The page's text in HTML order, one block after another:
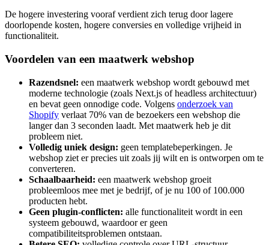
De hogere investering vooraf verdient zich terug door lagere
doorlopende kosten, hogere conversies en volledige vrijheid in
functionaliteit.
Voordelen van een maatwerk webshop
Razendsnel: een maatwerk webshop wordt gebouwd met
moderne technologie (zoals Next.js of headless architectuur)
en bevat geen onnodige code. Volgens onderzoek van
Shopify verlaat 70% van de bezoekers een webshop die
langer dan 3 seconden laadt. Met maatwerk heb je dit
probleem niet.
Volledig uniek design: geen templatebeperkingen. Je
webshop ziet er precies uit zoals jij wilt en is ontworpen om te
converteren.
Schaalbaarheid: een maatwerk webshop groeit
probleemloos mee met je bedrijf, of je nu 100 of 100.000
producten hebt.
Geen plugin-conflicten: alle functionaliteit wordt in een
systeem gebouwd, waardoor er geen
compatibiliteitsproblemen ontstaan.